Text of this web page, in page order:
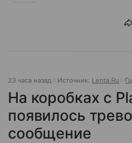
23 часа назад Источник: Lenta.Ru
На коробках с
появилось
сообщение